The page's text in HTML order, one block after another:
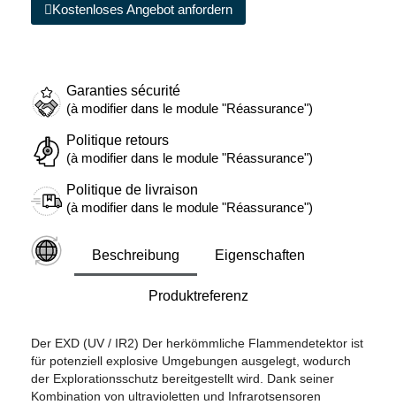
Kostenloses Angebot anfordern
Garanties sécurité
(à modifier dans le module "Réassurance")
Politique retours
(à modifier dans le module "Réassurance")
Politique de livraison
(à modifier dans le module "Réassurance")
Beschreibung Eigenschaften
Produktreferenz
Der EXD (UV / IR2) Der herkömmliche Flammendetektor ist
für potenziell explosive Umgebungen ausgelegt, wodurch
der Explorationsschutz bereitgestellt wird. Dank seiner
Kombination von ultravioletten und Infrarotsensoren